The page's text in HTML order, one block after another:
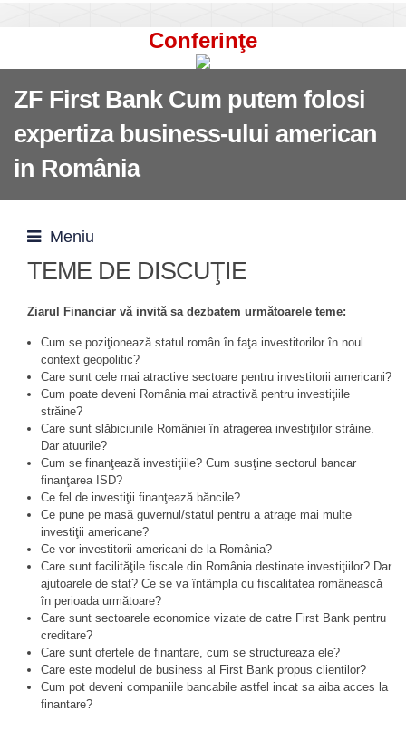
Conferinţe
ZF First Bank Cum putem folosi
expertiza business-ului american
in România
Meniu
TEME DE DISCUŢIE
Ziarul Financiar vă invită sa dezbatem următoarele teme:
Cum se poziţionează statul român în faţa investitorilor în noul
context geopolitic?
Care sunt cele mai atractive sectoare pentru investitorii americani?
Cum poate deveni România mai atractivă pentru investiţiile
străine?
Care sunt slăbiciunile României în atragerea investiţiilor străine.
Dar atuurile?
Cum se finanţează investiţiile? Cum susţine sectorul bancar
finanţarea ISD?
Ce fel de investiţii finanţează băncile?
Ce pune pe masă guvernul/statul pentru a atrage mai multe
investiţii americane?
Ce vor investitorii americani de la România?
Care sunt facilităţile fiscale din România destinate investiţiilor? Dar
ajutoarele de stat? Ce se va întâmpla cu fiscalitatea românească
în perioada următoare?
Care sunt sectoarele economice vizate de catre First Bank pentru
creditare?
Care sunt ofertele de finantare, cum se structureaza ele?
Care este modelul de business al First Bank propus clientilor?
Cum pot deveni companiile bancabile astfel incat sa aiba acces la
finantare?